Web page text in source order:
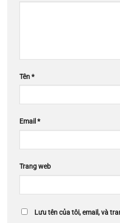
Tên*
Email*
Trang web
Lưu tên của tôi, email, và